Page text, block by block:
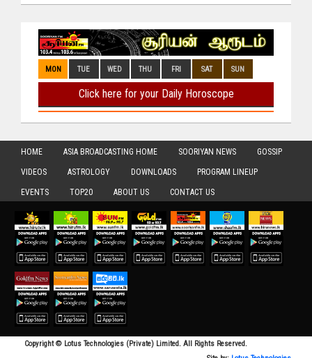
HOME ASIA BROADCASTING HOME SOORIYAN NEWS GOSSIP
VIDEOS ASTROLOGY DOWNLOADS PROGRAM LINEUP
EVENTS TOP20 ABOUT US CONTACT US
Copyright © Lotus Technologies (Private) Limited. All Rights Reserved.